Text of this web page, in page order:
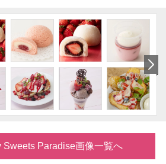
Sweets Paradise画像一覧へ